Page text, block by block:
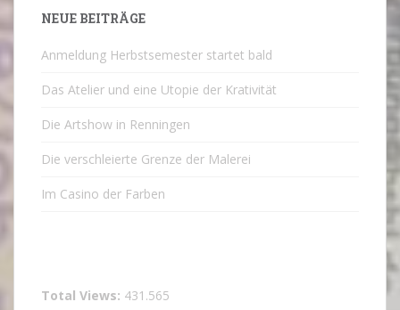
NEUE BEITRÄGE
Anmeldung Herbstsemester startet bald
Das Atelier und eine Utopie der Krativität
Die Artshow in Renningen
Die verschleierte Grenze der Malerei
Im Casino der Farben
Total Views: 431.565